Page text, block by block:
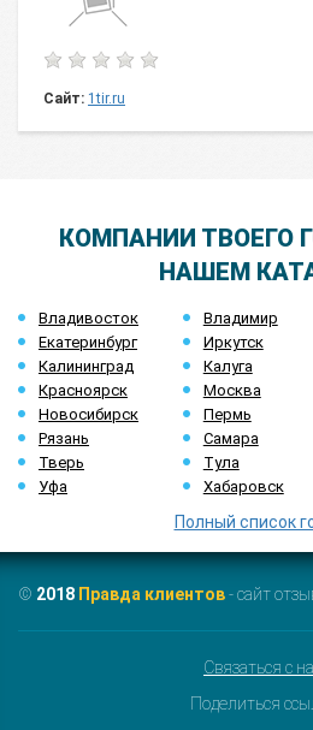
Сайт: 1tir.ru
КОМПАНИИ ТВОЕГО
НАШЕМ
Владивосток Владимир
Екатеринбург
Иркутск
Калининград
Калуга
Красноярск
Москва
Новосибирск
Пермь
Рязань
Самара
Тверь
Тула
Уфа
Хабаровск
Полный список
© 2018 Правда клиентов- сайт
Связаться с
Поделиться